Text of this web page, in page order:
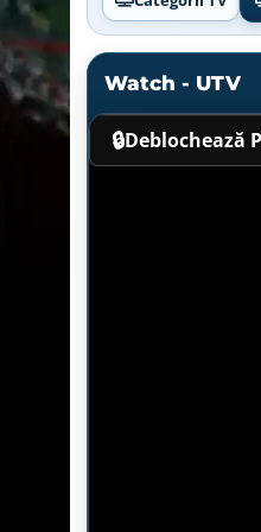
Watch - UTV
🔒Deblochează